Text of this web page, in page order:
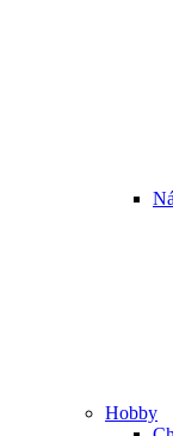
Hobby